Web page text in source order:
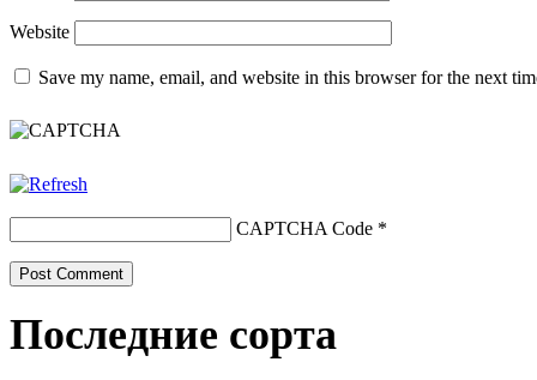
Website
Save my name, email, and website in this browser for the next
CAPTCHA Code *
Последние сорта